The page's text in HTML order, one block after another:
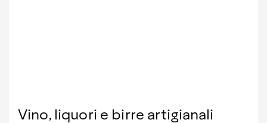
Vino, liquori e birre artigianali